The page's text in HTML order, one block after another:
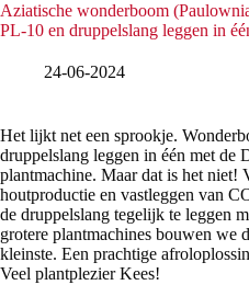
Aziatische wonderboom
PL-10 en druppelslang leggen in
24-06-2024
Het lijkt net een sprookje.
druppelslang leggen in één met de
plantmachine. Maar dat is het niet!
houtproductie en vastleggen van
de druppelslang tegelijk te leggen
grotere plantmachines bouwen we
kleinste. Een prachtige
Veel plantplezier Kees!